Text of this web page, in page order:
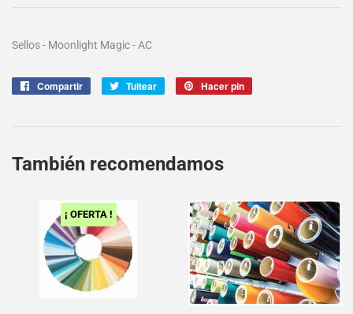
Sellos - Moonlight Magic - AC
Compartir
CompartirTuitear
Tuitear Hacer pin
También recomendamos
¡ OFERTA !